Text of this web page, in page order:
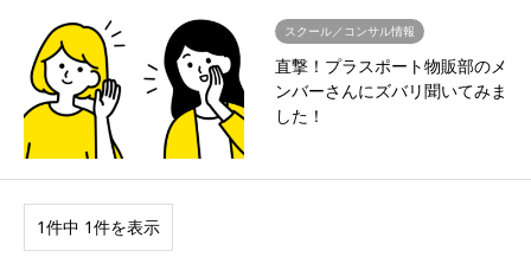
スクール／コンサル情報
直撃！プラスポート物販部のメ
ンバーさんにズバリ聞いてみま
した！
1件中 1件を表示